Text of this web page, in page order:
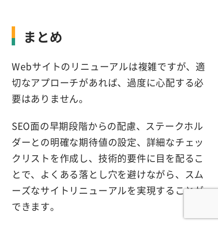
まとめ
Webサイトのリニューアルは複雑ですが、適
切なアプローチがあれば、過度に心配する必
要はありません。
SEO面の早期段階からの配慮、ステークホル
ダーとの明確な期待値の設定、詳細なチェッ
クリストを作成し、技術的要件に目を配るこ
とで、よくある落とし穴を避けながら、スム
ーズなサイトリニューアルを実現することが
できます。